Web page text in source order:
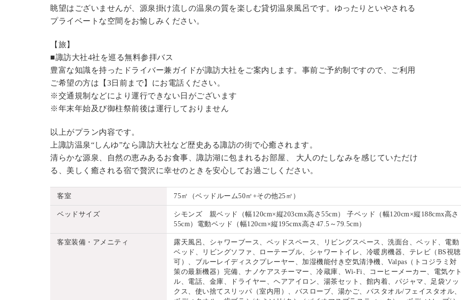
眺望はございませんが、源泉掛け流しの温泉の質を楽しむ貸切温泉風呂です。ゆったりといやされる
プライベートな空間をお愉しみください。
【旅】
■諏訪大社4社を巡る無料参拝バス
豊富な知識を持ったドライバー兼ガイドが諏訪大社をご案内します。 事前ご予約制ですので、ご利用
ご希望の方は【3日前まで】にお電話ください。
※交通規制などにより運行できない日がございます
※年末年始及び御柱祭前後は運行しておりません
以上がプラン内容です。
上諏訪温泉“しんゆ”なら諏訪大社など歴史ある諏訪の街で心癒されます。
清らかな源泉、自然の恵みあるお食事、諏訪湖に包まれるお部屋、 大人のたしなみを感じていただけ
る、美しく癒される宿で贅沢に幸せのときを安心してお過ごしください。
客室 75㎡（ベッドルーム50㎡+その他25㎡）
ベッドサイズ
シモンズ 親ベッド（幅120cm×縦203cmx高さ55cm） 子ベッド（幅120cm×縦188cmx高さ
55cm）電動ベッド（幅120cm×縦195cmx高さ47.5～79.5cm）
客室装備・アメニティ
露天風呂、シャワーブース、ベッドスペース、リビングスペース、洗面台、ベッド、電動
ベッド、リビングソファ、ローテーブル、シャワートイレ、冷暖房機器、テレビ（BS視聴
可）、ブルーレイディスクプレーヤー、加湿機能付き空気清浄機、Valpas（トコジラミ対
策の最新機器）完備、ナノケアスチーマー、冷蔵庫、Wi-Fi、コーヒーメーカー、電気ケト
ル、電話、金庫、ドライヤー、ヘアアイロン、湯茶セット、館内着、パジャマ、足袋ソッ
クス、使い捨てスリッパ（室内用）、バスローブ、湯かご、バスタオル/フェイスタオル、